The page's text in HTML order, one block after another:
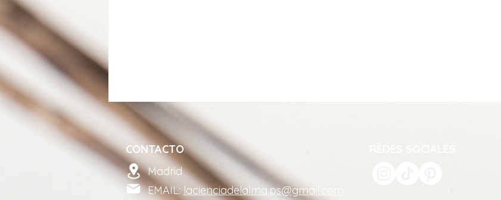
CONTACTO
Madrid
EMAIL: lacienciadelalma.ps@gmail.com